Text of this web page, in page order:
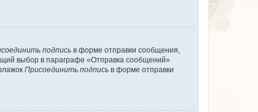
подпись в форме отправки сообщения,
выбор в параграфе «Отправка сообщений»
Присоединить подпись в форме отправки